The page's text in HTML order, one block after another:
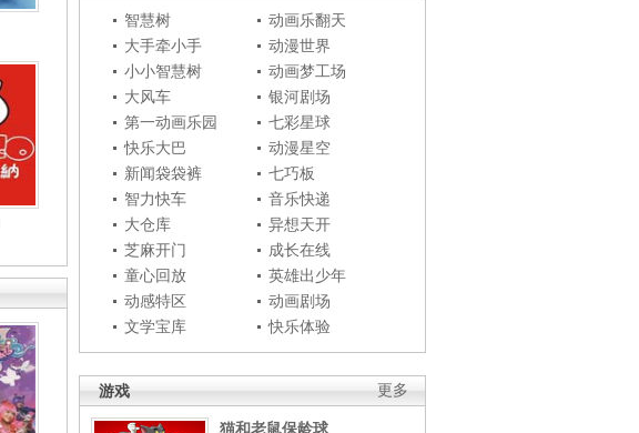
智慧树
动画乐翻天
大手牵小手
动漫世界
小小智慧树
动画梦工场
大风车
银河剧场
第一动画乐园
七彩星球
快乐大巴
动漫星空
新闻袋袋裤
七巧板
智力快车
音乐快递
大仓库
异想天开
芝麻开门
成长在线
童心回放
英雄出少年
动感特区
动画剧场
文学宝库
快乐体验
更多
游戏
猫和老鼠保龄球